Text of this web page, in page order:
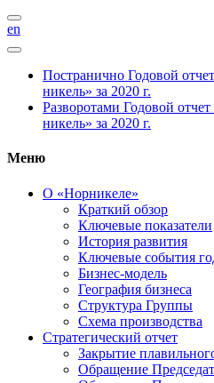
en
Постранично Годовой
никель» за 2020 г.
Разворотами Годовой
никель» за 2020 г.
Меню
О «Норникеле»
Краткий обзор
Ключевые показатели
История развития
Ключевые события
Бизнес-модель
География бизнеса
Структура Группы
Схема производства
Стратегический отчет
Закрытие
Обращение